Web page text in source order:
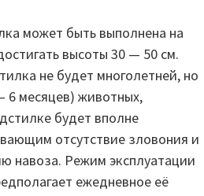
может быть выполнена на
высоты 30 — 50 см.
не будет многолетней, но
6 месяцев) животных,
будет вполне
отсутствие зловония и
навоза. Режим эксплуатации
ежедневное её